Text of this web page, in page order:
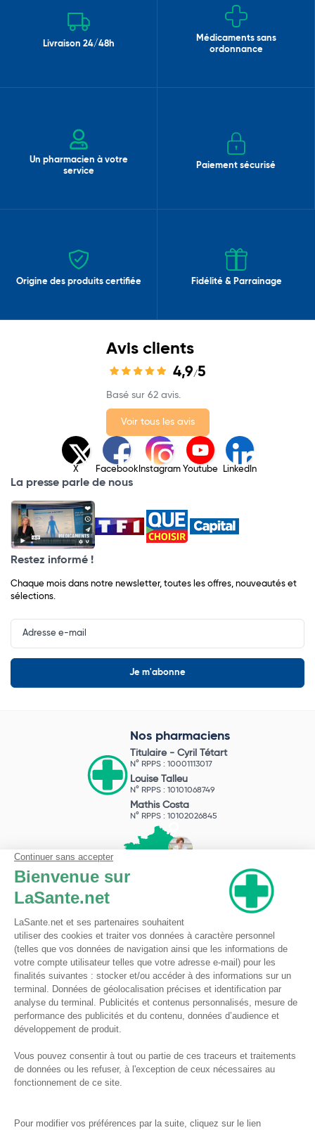
Livraison 24/48h
Médicaments sans
ordonnance
Un pharmacien à votre
service
Paiement sécurisé
Origine des produits certifiée Fidélité & Parrainage
Avis clients
4,9/5
Basé sur 62 avis.
Voir tous les avis
X Facebook Instagram Youtube LinkedIn
La presse parle de nous
Restez informé !
Chaque mois dans notre newsletter, toutes les offres, nouveautés et
sélections.
Input
Newsletter
Nos pharmaciens
Titulaire - Cyril Tétart
N° RPPS : 10001113017
Louise Talleu
N° RPPS : 10101068749
Mathis Costa
N° RPPS : 10102026845
Pharmacie du Bizet
Licence ARS : 590009874
Licence Ordinale : 126921
49 boulevard Bizet
59650 Villeneuve d'Ascq
Contactez-nous !
Pharmacie en ligne autorisée à vendre des médicaments depuis le 17 avril 2013